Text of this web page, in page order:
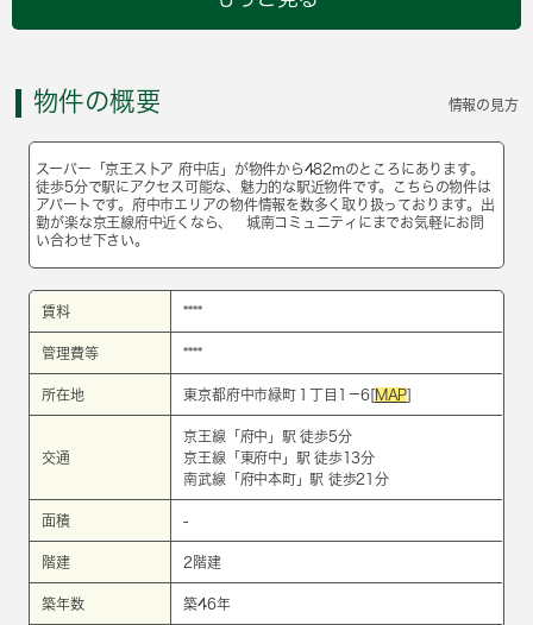
物件の概要 情報の見方
スーパー「京王ストア 府中店」が物件から482mのところにあります。
徒歩5分で駅にアクセス可能な、魅力的な駅近物件です。こちらの物件は
アパートです。府中市エリアの物件情報を数多く取り扱っております。出
勤が楽な京王線府中近くなら、 城南コミュニティにまでお気軽にお問
い合わせ下さい。
賃料 ****
管理費等 ****
所在地 東京都府中市緑町１丁目1－6[ MAP
交通
京王線 「 府中 」駅 徒歩5分
京王線 「 東府中 」駅 徒歩13分
南武線 「 府中本町」駅 徒歩21分
面積 -
階建 2階建
築年数 築46年